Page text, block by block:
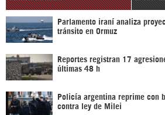
Parlamento iraní analiza
tránsito en Ormuz
Reportes registran 17
últimas 48 h
Policía argentina reprime con
contra ley de Milei